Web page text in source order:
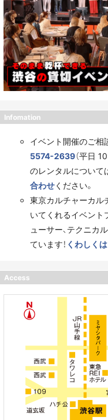
Infomation
イベント開催のご相
5574-2639（平日
のレンタルについて
合わせください。
東京カルチャーカル
いてくれるイベント
ューサー、テクニカ
ています！ くわしくは
Access